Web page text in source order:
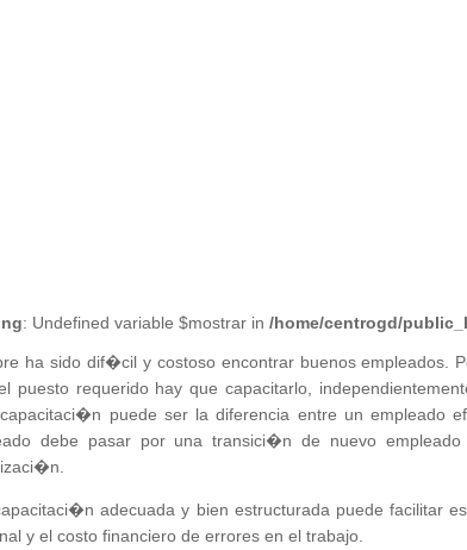
: Undefined variable $mostrar in /home/centrogd/
ha sido dif�cil y costoso encontrar buenos empleados.
puesto requerido hay que capacitarlo,
puede ser la diferencia entre un empleado
debe pasar por una transici�n de nuevo
adecuada y bien estructurada puede facilitar
y el costo financiero de errores en el trabajo.